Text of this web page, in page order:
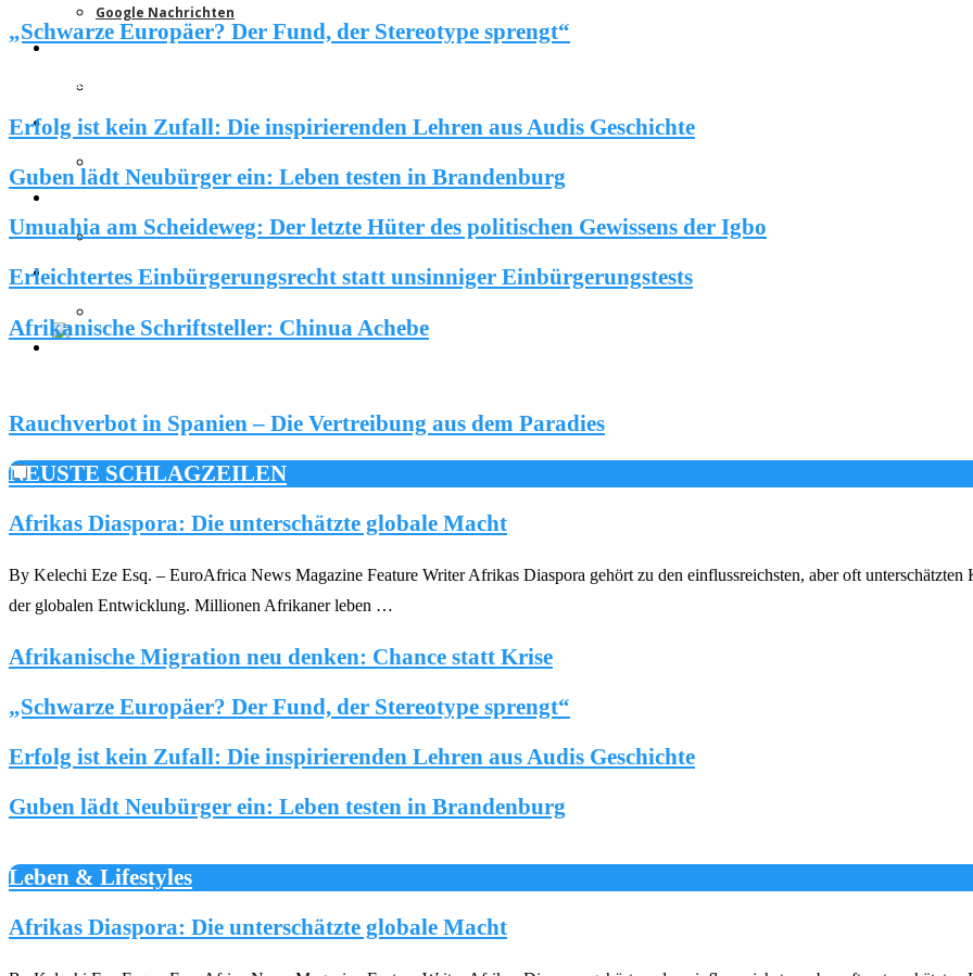
Google Nachrichten
Gesellschaft
Leben & Lifestyles
Wissen & Forschung
„Schwarze Europäer? Der Fund, der Stereotype sprengt“
EuroAfrica Media Redaktion
Erfolg ist kein Zufall: Die inspirierenden Lehren aus Audis Geschichte
Guben lädt Neubürger ein: Leben testen in Brandenburg
Umuahia am Scheideweg: Der letzte Hüter des politischen Gewissens der Igbo
Erleichtertes Einbürgerungsrecht statt unsinniger Einbürgerungstests
Afrikanische Schriftsteller: Chinua Achebe
Rauchverbot in Spanien – Die Vertreibung aus dem Paradies
NEUSTE SCHLAGZEILEN
Afrikas Diaspora: Die unterschätzte globale Macht
By Kelechi Eze Esq. – EuroAfrica News Magazine Feature Writer Afrikas Diaspora gehört zu den einflussreichsten, aber oft unterschätzten
der globalen Entwicklung. Millionen Afrikaner leben …
Afrikanische Migration neu denken: Chance statt Krise
„Schwarze Europäer? Der Fund, der Stereotype sprengt“
Erfolg ist kein Zufall: Die inspirierenden Lehren aus Audis Geschichte
Guben lädt Neubürger ein: Leben testen in Brandenburg
Leben & Lifestyles
Afrikas Diaspora: Die unterschätzte globale Macht